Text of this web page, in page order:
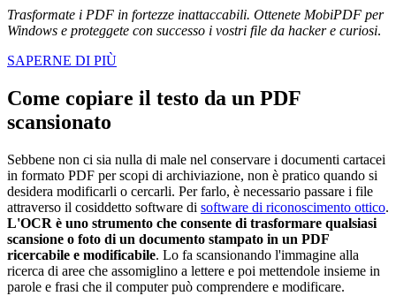
Trasformate i PDF in fortezze inattaccabili. Ottenete MobiPDF per
Windows e proteggete con successo i vostri file da hacker e curiosi.
SAPERNE DI PIÙ
Come copiare il testo da un PDF
scansionato
Sebbene non ci sia nulla di male nel conservare i documenti cartacei
in formato PDF per scopi di archiviazione, non è pratico quando si
desidera modificarli o cercarli. Per farlo, è necessario passare i file
attraverso il cosiddetto software di software di riconoscimento ottico.
L'OCR è uno strumento che consente di trasformare qualsiasi
scansione o foto di un documento stampato in un PDF
ricercabile e modificabile. Lo fa scansionando l'immagine alla
ricerca di aree che assomiglino a lettere e poi mettendole insieme in
parole e frasi che il computer può comprendere e modificare.